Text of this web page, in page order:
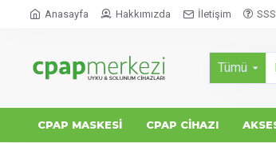
Anasayfa Hakkımızda İletişim SSS
Tümü
CPAP MASKESI CPAP CIHAZI